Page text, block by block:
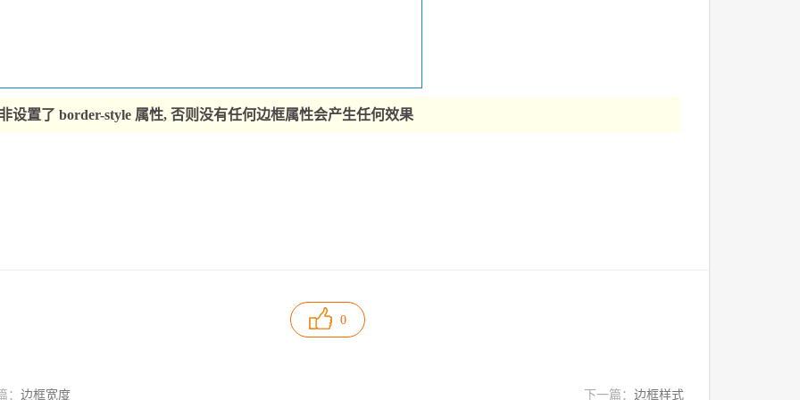
设置了 border-style 属性, 否则没有任何边框属性会产生任何效果
0
： 边框宽度 下一篇： 边框样式